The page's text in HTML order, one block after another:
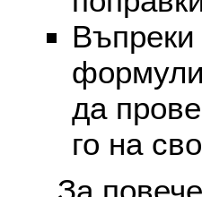
Въпреки
да
го на